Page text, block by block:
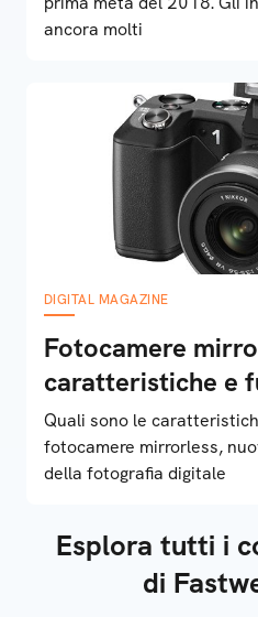
ancora molti
DIGITAL MAGAZINE
Fotocamere
caratteristiche e
Quali sono le
fotocamere mirrorless,
della fotografia digitale
Esplora tutti i
di